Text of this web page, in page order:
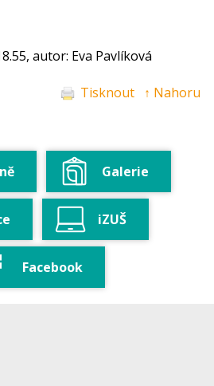
autor: Eva Pavlíková
Tisknout ↑ Nahoru
Galerie
iZUŠ
Facebook